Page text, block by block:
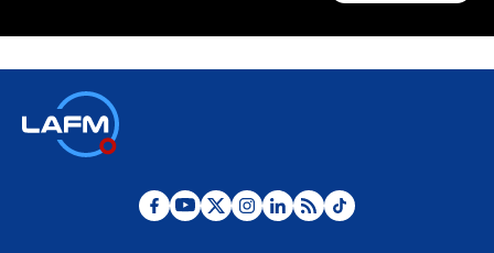
🔴 EN VIVO | Noticiero La FM con